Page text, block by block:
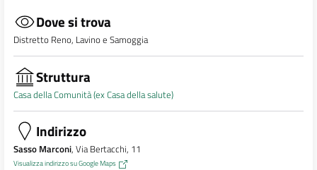
Dove si trova
Distretto Reno, Lavino e Samoggia
Struttura
Casa della Comunità (ex Casa della salute)
Indirizzo
Sasso Marconi, Via Bertacchi, 11
Visualizza indirizzo su Google Maps